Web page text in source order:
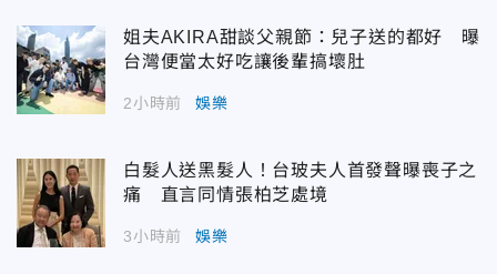
姐夫AKIRA甜談父親節：兒子送的都好 曝
台灣便當太好吃讓後輩搞壞肚
2小時前 娛樂
白髮人送黑髮人！台玻夫人首發聲曝喪子之
痛 直言同情張柏芝處境
3小時前 娛樂